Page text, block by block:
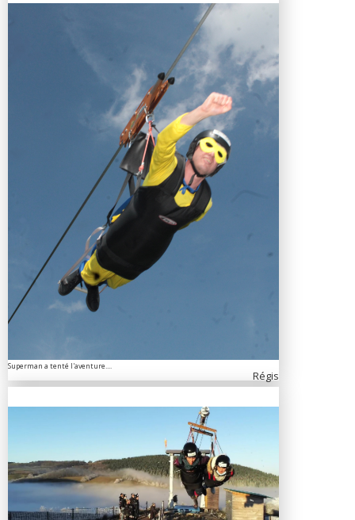
Superman a tenté l'aventure....
Régis